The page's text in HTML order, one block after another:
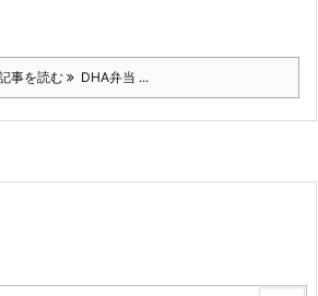
事を読む DHA弁当 ...